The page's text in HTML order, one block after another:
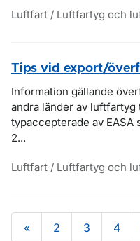
Luftfart / Luftfartyg och
Tips vid export/
Information gällande
andra länder av luftfartyg
typaccepterade av EASA
2...
Luftfart / Luftfartyg och
« 2 3 4